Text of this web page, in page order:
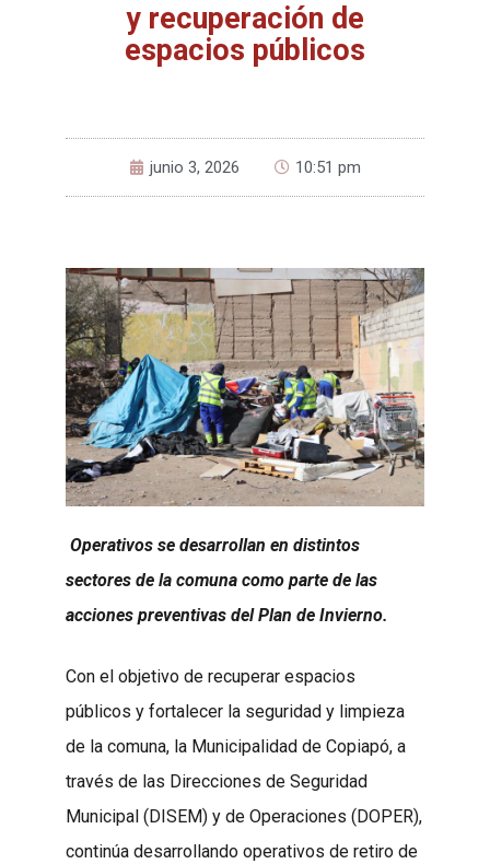
y recuperación de
espacios públicos
junio 3, 2026 10:51 pm
Operativos se desarrollan en distintos
sectores de la comuna como parte de las
acciones preventivas del Plan de Invierno.
Con el objetivo de recuperar espacios
públicos y fortalecer la seguridad y limpieza
de la comuna, la Municipalidad de Copiapó, a
través de las Direcciones de Seguridad
Municipal (DISEM) y de Operaciones (DOPER),
continúa desarrollando operativos de retiro de